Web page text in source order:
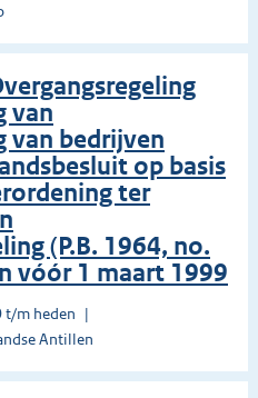
van
van bedrijven
op basis
ter
(P.B. 1964, no.
vóór 1 maart 1999
t/m heden
Antillen